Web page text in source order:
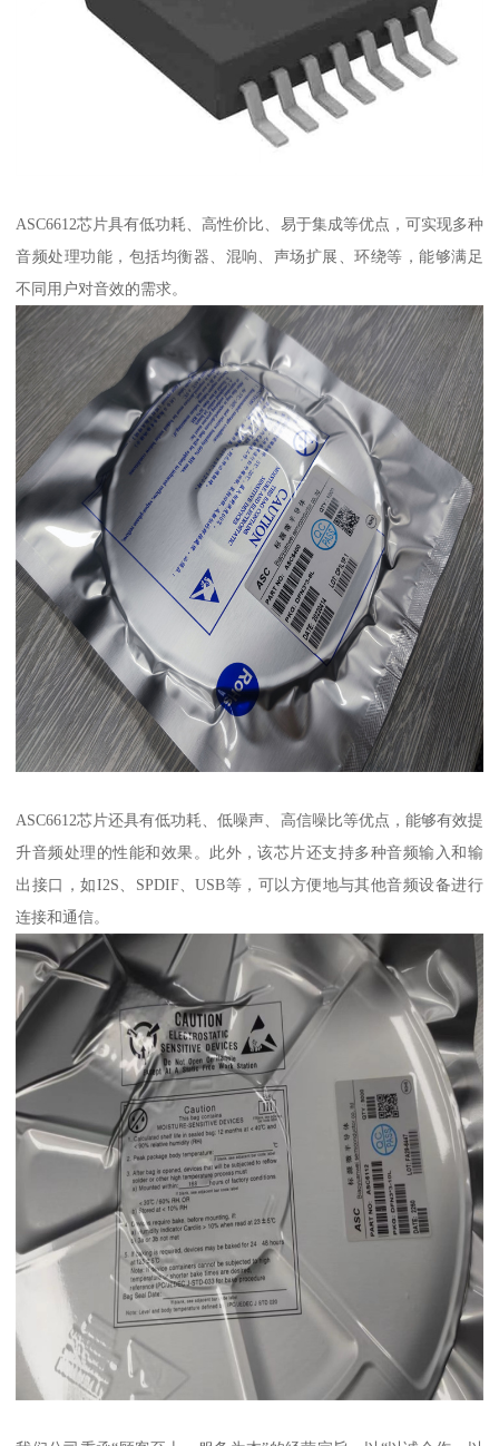
ASC6612芯片具有低功耗、高性价比、易于集成等优点，可实现多种
音频处理功能，包括均衡器、混响、声场扩展、环绕等，能够满足
不同用户对音效的需求。
ASC6612芯片还具有低功耗、低噪声、高信噪比等优点，能够有效提
升音频处理的性能和效果。此外，该芯片还支持多种音频输入和输
出接口，如I2S、SPDIF、USB等，可以方便地与其他音频设备进行
连接和通信。